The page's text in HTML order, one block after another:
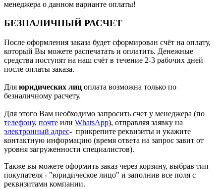
менеджера о данном варианте оплаты!
БЕЗНАЛИЧНЫЙ РАСЧЕТ
После оформления заказа будет сформирован счёт на оплату,
который Вы можете распечатать и оплатить. Денежные
средства поступят на наш счёт в течение 2-3 рабочих дней
после оплаты заказа.
Для юридических лиц оплата возможна только по
безналичному расчету.
Для этого Вам необходимо запросить счет у менеджера (по
телефону, почте или WhatsApp), отправляя заявку на
электронный адрес- прикрепите реквизиты и укажите
контактную информацию (время ответа на запрос завит от
уровня загруженности специалистов).
Также вы можете оформить заказ через корзину, выбрав тип
покупателя - "юридическое лицо" и заполнив все поля с
реквизитами компании.